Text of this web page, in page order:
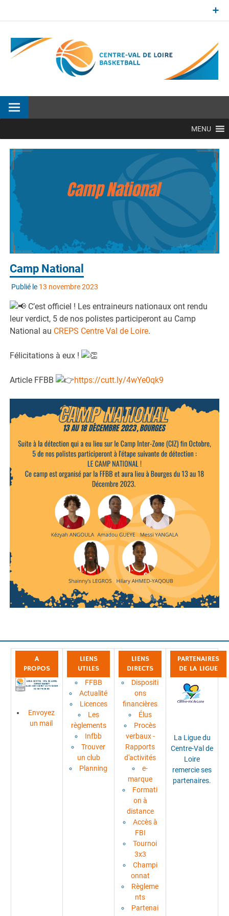
MENU
Camp National
Publié le 13 novembre 2023
C’est officiel ! Les entraineurs nationaux ont rendu
leur verdict, 5 de nos polistes participeront au Camp
National au CREPS Centre Val de Loire.
Félicitations à eux !
Article FFBB https://cutt.ly/4wYe0qk9
A
PROPOS
Envoyez
un mail
LIENS
UTILES
FFBB
Actualité
Licences
Les
règlements
Infbb
Trouver
un club
Planning
LIENS
DIRECTS
Dispositi
ons
financières
Élus
Procès
verbaux -
Rapports
d'activités
e-
marque
Formati
on à
distance
Accès à
FBI
Tournoi
3x3
Champi
onnat
Règleme
nts
Partenai
PARTENAIRES
DE LA LIGUE
La Ligue du
Centre-Val de
Loire
remercie ses
partenaires.